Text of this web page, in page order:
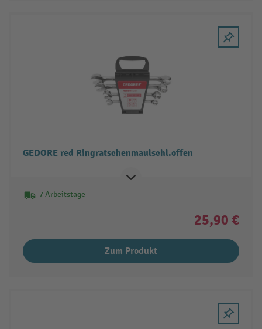
GEDORE red Ringratschenmaulschl.offen
7 Arbeitstage
25,90 €
Zum Produkt